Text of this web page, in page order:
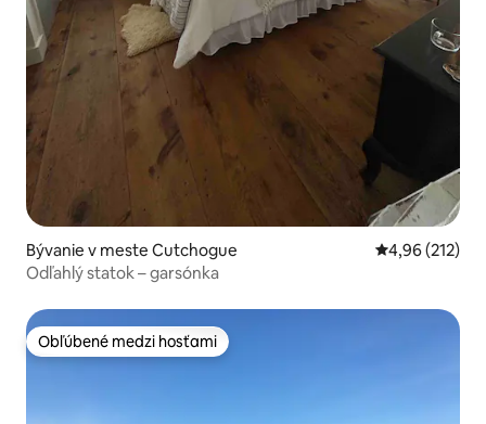
Bývanie v meste Cutchogue Priemerné
4,96 (212)
Odľahlý statok – garsónka
Obľúbené medzi hosťami
Obľúbené medzi hosťami